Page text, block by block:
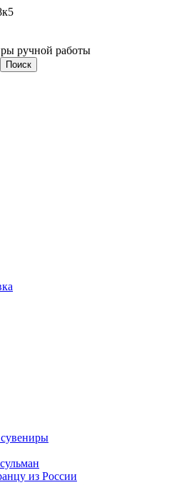
ручной работы
Поиск
сувениры
из России